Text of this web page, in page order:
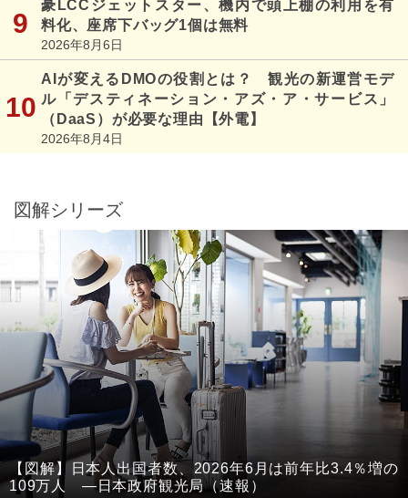
豪LCCジェットスター、機内で頭上棚の利用を有
料化、座席下バッグ1個は無料
2026年8月6日
AIが変えるDMOの役割とは？ 観光の新運営モデ
ル「デスティネーション・アズ・ア・サービス」
（DaaS）が必要な理由【外電】
2026年8月4日
図解シリーズ
【図解】日本人出国者数、2026年6月は前年比3.4％増の
109万人 ―日本政府観光局（速報）